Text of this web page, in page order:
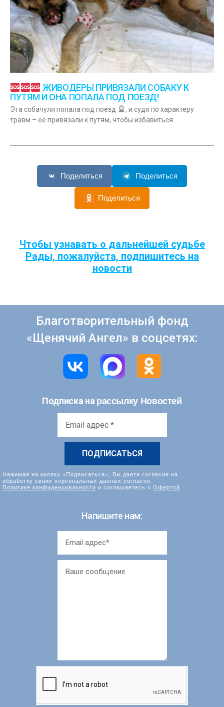
ЖИВОДЕРЫ ПРИВЯЗАЛИ СОБАКУ К
ПУТЯМ И ОНА ПОПАЛА ПОД ПОЕЗД!
Эта собачуля попала под поезд
, и судя по характеру
травм – ее привязали к путям, чтобы избавиться …
Поделиться Поделиться
Поделиться
Чтобы узнавать о дальнейшей судьбе
Рады, пожалуйста, подпишитесь на
новости
Благотворительный фонд
«Щенячий Ангел» в соцсетях:
Подписка на рассылку Новостей
Нажимая на кнопку «Подписаться», Вы даете согласие на
обработку своих персональных данных согласно
Политике конфиденциальности и соглашаетесь с Офертой
Напишите нам: